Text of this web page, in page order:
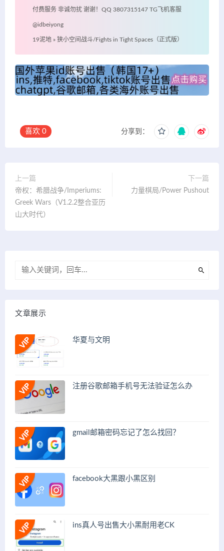
付费服务 非诚勿扰 谢谢！QQ 3807315147 TG飞机客服
@idbeiyong
19泥地 » 狭小空间战斗/Fights in Tight Spaces（正式版）
喜欢 0 分享到：
上一篇
帝权：希腊战争/Imperiums:
Greek Wars（V1.2.2整合亚历
山大时代）
下一篇
力量棋局/Power Pushout
文章展示
华夏与文明
注册谷歌邮箱手机号无法验证怎么办
gmail邮箱密码忘记了怎么找回？
facebook大黑跟小黑区别
ins真人号出售大小黑耐用老CK